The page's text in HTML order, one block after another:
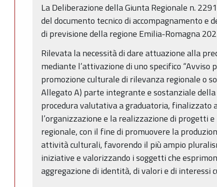
La Deliberazione della Giunta Regionale n.
del documento tecnico di accompagnamento e
di previsione della regione Emilia-Romagna
Rilevata la necessità di dare attuazione alla
mediante l’attivazione di uno specifico
promozione culturale di rilevanza regionale o
Allegato A) parte integrante e sostanziale
procedura valutativa a graduatoria, finalizzato
l’organizzazione e la realizzazione di progetti
regionale, con il fine di promuovere la
attività culturali, favorendo il più ampio
iniziative e valorizzando i soggetti che
aggregazione di identità, di valori e di interessi